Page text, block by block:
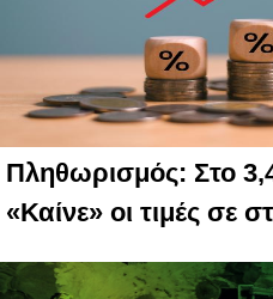
Πληθωρισμός: Στο
«Καίνε» οι τιμές σε